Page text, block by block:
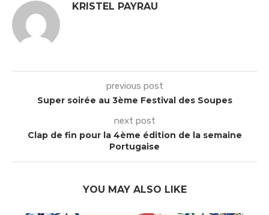
KRISTEL PAYRAU
previous post
Super soirée au 3ème Festival des Soupes
next post
Clap de fin pour la 4ème édition de la semaine
Portugaise
YOU MAY ALSO LIKE